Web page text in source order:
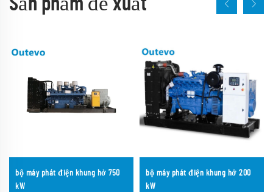
bộ máy phát điện khung hở 750
kW
bộ máy phát điện khung hở 200
kW